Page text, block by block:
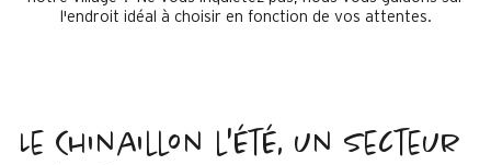
l'endroit idéal à choisir en fonction de vos attentes.
Le Chinaillon l'été, un secteur